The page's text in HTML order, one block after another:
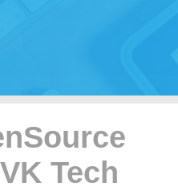
Tech